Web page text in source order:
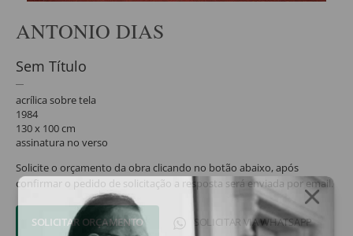
ANTONIO DIAS
Sem Título
acrílica sobre tela
1984
130 x 100 cm
assinatura no verso
Solicite o orçamento da obra clicando no botão abaixo, após
confirmar o pedido de solicitação a resposta será enviada por email.
SOLICITAR ORÇAMENTO SOLICITAR VIA WHATSAPP